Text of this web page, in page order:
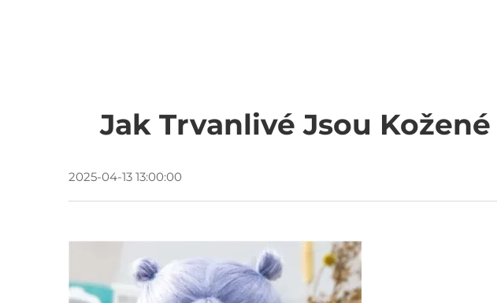
Jak Trvanlivé Jsou
2025-04-13 13:00:00